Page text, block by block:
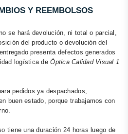
Y REEMBOLSOS
se hará devolución, ni total o parcial,
del producto o devolución del
presenta defectos generados
logística de Óptica Calidad Visual 1
pedidos ya despachados,
buen estado, porque trabajamos con
externo.
tiene una duración 24 horas luego de